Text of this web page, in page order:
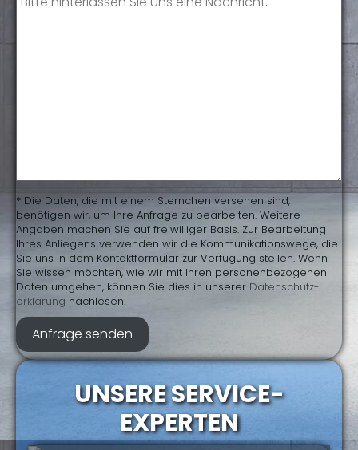
UNSERE SERVICE-
EXPERTEN
* Die Daten, die mit einem Sternchen versehen sind,
benötigen wir, um Ihre Anfrage zu bearbeiten. Weitere
Angaben machen Sie auf freiwilliger Basis. Zur Bearbeitung
Ihres Anliegens verwenden wir die Kommunikationswege, die
Sie uns in dem Kontaktformular zur Verfügung stellen. Wenn
Sie wissen möchten, wie wir mit Ihren personenbezogenen
Daten umgehen, können Sie dies in unserer Daten­schutz­
erklärung nachlesen.